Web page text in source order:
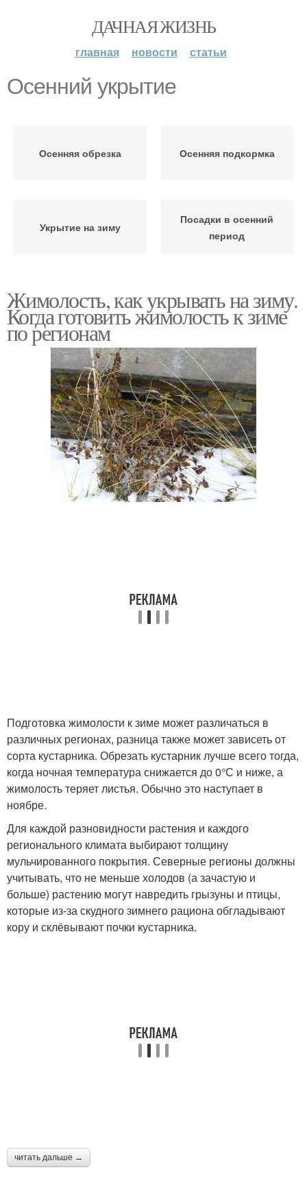
ДАЧНАЯ ЖИЗНЬ
главная новости статьи
Осенний укрытие
Осенняя обрезка Осенняя подкормка
Укрытие на зиму
Посадки в осенний
период
Жимолость, как укрывать на зиму.
Когда готовить жимолость к зиме
по регионам
Подготовка жимолости к зиме может различаться в
различных регионах, разница также может зависеть от
сорта кустарника. Обрезать кустарник лучше всего тогда,
когда ночная температура снижается до 0°С и ниже, а
жимолость теряет листья. Обычно это наступает в
ноябре.
Для каждой разновидности растения и каждого
регионального климата выбирают толщину
мульчированного покрытия. Северные регионы должны
учитывать, что не меньше холодов (а зачастую и
больше) растению могут навредить грызуны и птицы,
которые из-за скудного зимнего рациона обгладывают
кору и склёвывают почки кустарника.
читать дальше →